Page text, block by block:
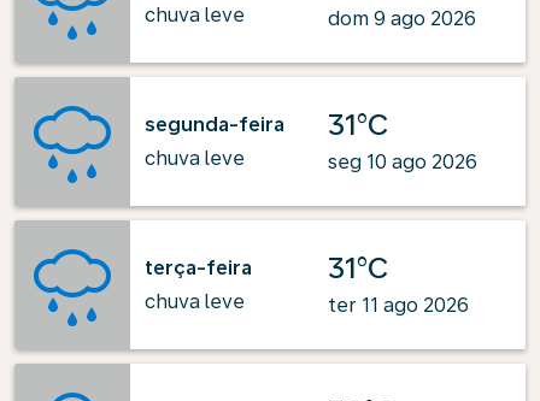
chuva leve
dom 9 ago 2026
segunda-feira
chuva leve
31°C
seg 10 ago 2026
terça-feira
chuva leve
31°C
ter 11 ago 2026